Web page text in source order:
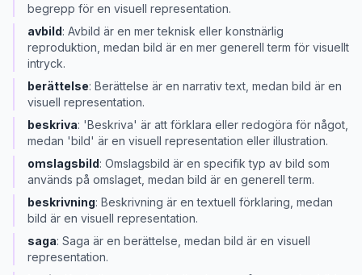
begrepp för en visuell representation.
avbild: Avbild är en mer teknisk eller konstnärlig
reproduktion, medan bild är en mer generell term för visuellt
intryck.
berättelse: Berättelse är en narrativ text, medan bild är en
visuell representation.
beskriva: 'Beskriva' är att förklara eller redogöra för något,
medan 'bild' är en visuell representation eller illustration.
omslagsbild: Omslagsbild är en specifik typ av bild som
används på omslaget, medan bild är en generell term.
beskrivning: Beskrivning är en textuell förklaring, medan
bild är en visuell representation.
saga: Saga är en berättelse, medan bild är en visuell
representation.